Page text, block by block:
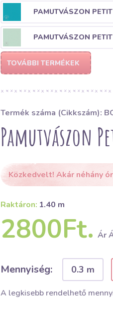
PAMUTVÁSZON
PAMUTVÁSZON
TOVÁBBI TERMÉKEK
Termék száma (Cikkszám):
Pamutvászon
Közkedvelt! Akár néhány
Raktáron: 1.40 m
2800Ft. Ár
Mennyiség: 0.3 m
A legkisebb rendelhető